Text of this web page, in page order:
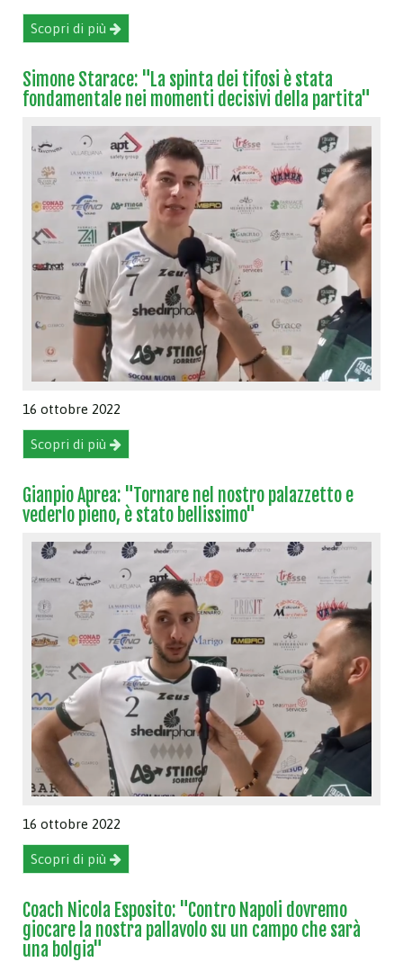
Scopri di più
Simone Starace: "La spinta dei tifosi è stata
fondamentale nei momenti decisivi della partita"
16 ottobre 2022
Scopri di più
Gianpio Aprea: "Tornare nel nostro palazzetto e
vederlo pieno, è stato bellissimo"
16 ottobre 2022
Scopri di più
Coach Nicola Esposito: "Contro Napoli dovremo
giocare la nostra pallavolo su un campo che sarà
una bolgia"